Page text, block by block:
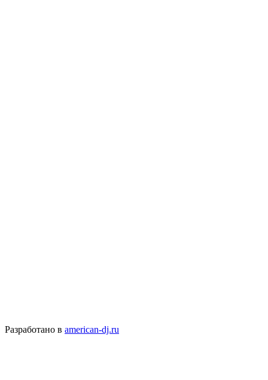
Разработано в american-dj.ru